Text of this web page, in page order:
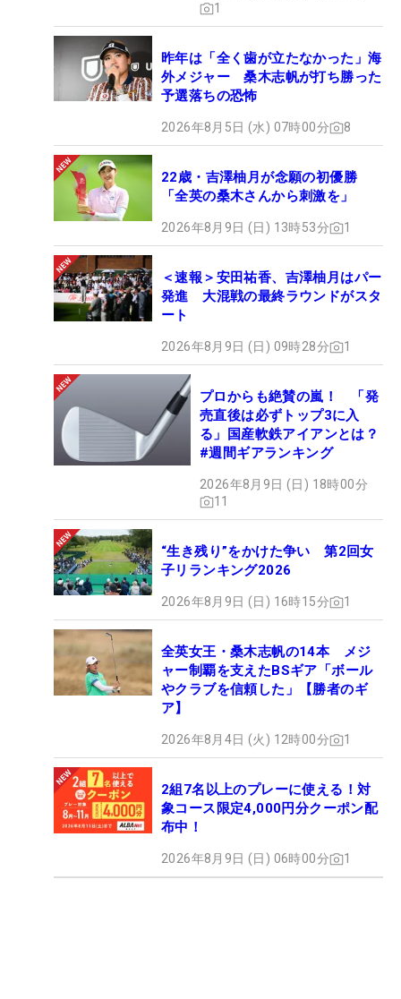
1
昨年は「全く歯が立たなかった」海
外メジャー 桑木志帆が打ち勝った
予選落ちの恐怖
2026年8月5日 (水) 07時00分 8
22歳・吉澤柚月が念願の初優勝
「全英の桑木さんから刺激を」
2026年8月9日 (日) 13時53分 1
＜速報＞安田祐香、吉澤柚月はパー
発進 大混戦の最終ラウンドがスタ
ート
2026年8月9日 (日) 09時28分 1
プロからも絶賛の嵐！ 「発
売直後は必ずトップ3に入
る」国産軟鉄アイアンとは？
#週間ギアランキング
2026年8月9日 (日) 18時00分
11
“生き残り”をかけた争い 第2回女
子リランキング2026
2026年8月9日 (日) 16時15分 1
全英女王・桑木志帆の14本 メジ
ャー制覇を支えたBSギア「ボール
やクラブを信頼した」【勝者のギ
ア】
2026年8月4日 (火) 12時00分 1
2組7名以上のプレーに使える！対
象コース限定4,000円分クーポン配
布中！
2026年8月9日 (日) 06時00分 1